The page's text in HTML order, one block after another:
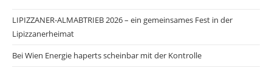
LIPIZZANER-ALMABTRIEB 2026 – ein gemeinsames Fest in der
Lipizzanerheimat
Bei Wien Energie haperts scheinbar mit der Kontrolle